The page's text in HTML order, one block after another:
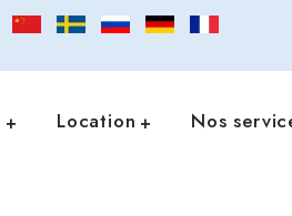
Location Nos